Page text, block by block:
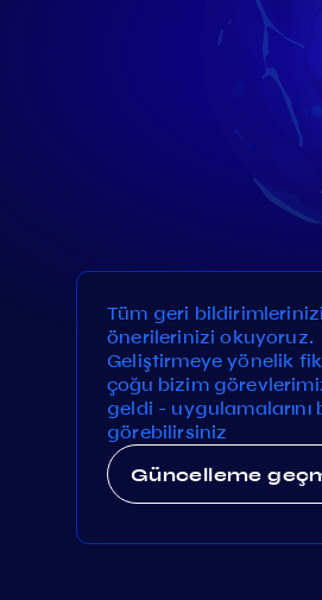
Tüm geri
önerilerinizi okuyoruz.
Geliştirmeye yönelik
çoğu bizim
geldi - uygulamalarını
görebilirsiniz
Güncelleme